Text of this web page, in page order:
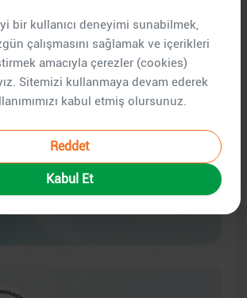
bir kullanıcı deneyimi sunabilmek,
çalışmasını sağlamak ve içerikleri
amacıyla çerezler (cookies)
Sitemizi kullanmaya devam ederek
kabul etmiş olursunuz.
Reddet
Kabul Et